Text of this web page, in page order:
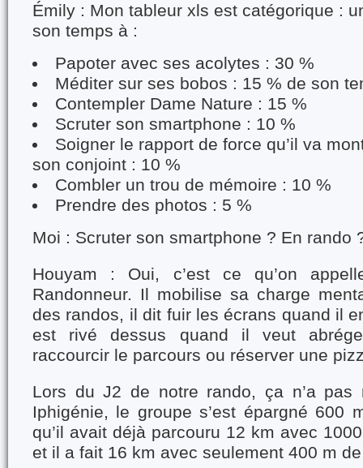
Émily : Mon tableur xls est catégorique :
son temps à :
Papoter avec ses acolytes : 30 %
Méditer sur ses bobos : 15 % de son
Contempler Dame Nature : 15 %
Scruter son smartphone : 10 %
Soigner le rapport de force qu’il va
son conjoint : 10 %
Combler un trou de mémoire : 10 %
Prendre des photos : 5 %
Moi : Scruter son smartphone ? En rando
Houyam : Oui, c’est ce qu’on
Randonneur. Il mobilise sa charge
des randos, il dit fuir les écrans quand il
est rivé dessus quand il veut
raccourcir le parcours ou réserver une
Lors du J2 de notre rando, ça n’a pas
Iphigénie, le groupe s’est épargné 600
qu’il avait déjà parcouru 12 km avec
et il a fait 16 km avec seulement 400 m